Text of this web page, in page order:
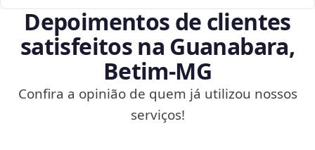
Depoimentos de clientes
satisfeitos na Guanabara,
Betim‑MG
Confira a opinião de quem já utilizou nossos
serviços!